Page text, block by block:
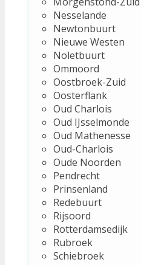
Nesselande
Newtonbuurt
Nieuwe Westen
Noletbuurt
Ommoord
Oostbroek-Zuid
Oosterflank
Oud Charlois
Oud IJsselmonde
Oud Mathenesse
Oud-Charlois
Oude Noorden
Pendrecht
Prinsenland
Redebuurt
Rijsoord
Rotterdamsedijk
Rubroek
Schiebroek